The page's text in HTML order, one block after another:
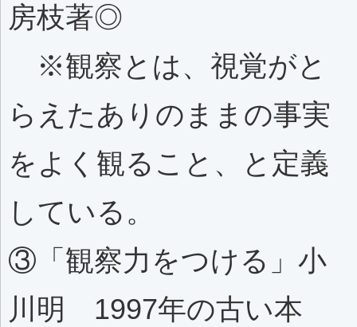
房枝著◎
※観察とは、視覚がと
らえたありのままの事実
をよく観ること、と定義
している。
③「観察力をつける」小
川明 1997年の古い本